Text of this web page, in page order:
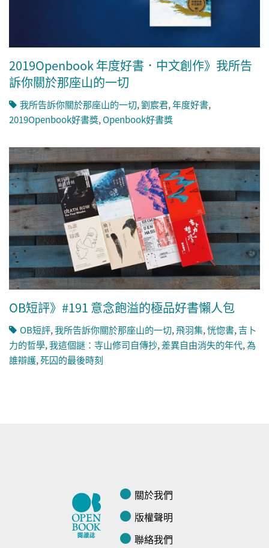
2019Openbook 年度好書．中文創作》我所告
訴你關於那座山的一切
我所告訴你關於那座山的一切,劉宸君,年度好書,
2019Openbook好書獎,Openbook好書獎
OB短評》#191 意念飽溢的極品好書懶人包
OB短評,我所告訴你關於那座山的一切,飛羽集,恍惚書, 吉卜
力的哲學,我這個謎：寺山修司自傳抄,差異自由消失的年代,為
誰辯護,死囚的最後時刻
關於我們
版權聲明
聯絡我們